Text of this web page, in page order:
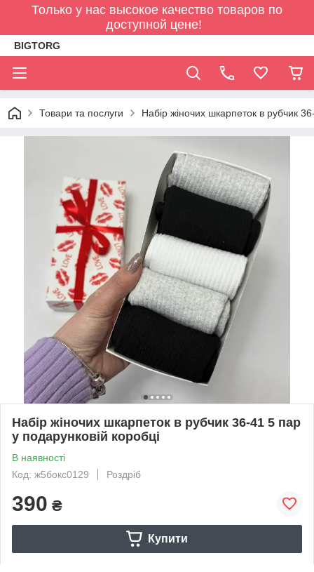
Только у нас высокое качество товаров по
доступной цене!
BIGTORG
Товари та послуги Набір жіночих шкарпеток в рубчик
Набір жіночих шкарпеток в рубчик 36-41 5 пар
у подарунковій коробці
В наявності
Код: ж5бокс0129
Роздріб
390 ₴
Купити